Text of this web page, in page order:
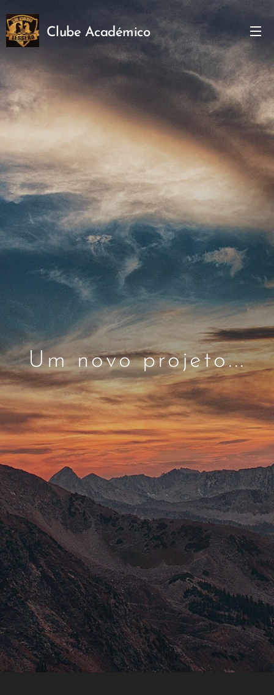
Clube Académico
Um novo projeto...